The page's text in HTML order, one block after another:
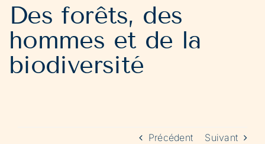
Des forêts, des
hommes et de la
biodiversité
Précédent Suivant